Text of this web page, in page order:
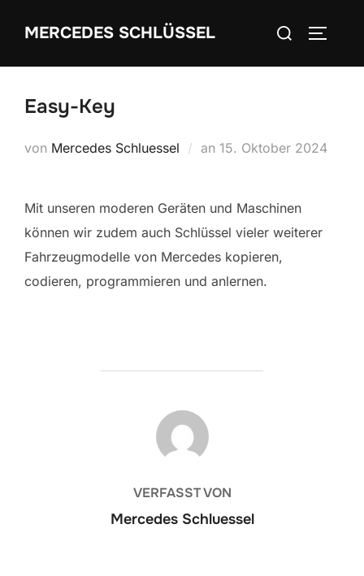
InhaltMERCEDES SCHLÜSSEL
Suchen
Easy-Key
von Mercedes Schluessel an Veröffentlicht
15. Oktober 2024
Mit unseren moderen Geräten und Maschinen
können wir zudem auch Schlüssel vieler weiterer
Fahrzeugmodelle von Mercedes kopieren,
codieren, programmieren und anlernen.
BEITRAGSAUTOR
VERFASST VON
Mercedes Schluessel